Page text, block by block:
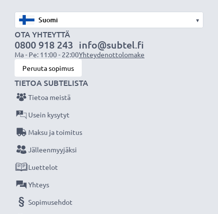
✔ Tukee tiedostojen synkronointia, laiteohjelmiston
päivityksiä ja valokuvien tulostusta
✔ 100 % yhteensopiva Sony Alpha A6000, A6300,
A6500 kameroiden ja vastaavien kanssa
Tekniset tiedot:
Liitäntä 1: Micro USB liitin kameraan
Liitäntä 2: USB A liitin tietokoneeseen tai laturiin
Liitinmateriaali: PVC
Latausvirta: 1A
Tiedonsiirtonopeus (max): 480 MBit/s - USB 2.0
Väri: Valkoinen
Tuotemerkki: CELLONIC
▾
OTA YHTEYTTÄ
0800 918 243
Ma - Pe: 11:00 - 22:00
info@subtel.fi
Yhteydenottolomake
Peruuta sopimus
TIETOA SUBTELISTA
Tietoa meistä
Usein kysytyt
Maksu ja toimitus
Jälleenmyyjäksi
Luettelot
Yhteys
Sopimusehdot